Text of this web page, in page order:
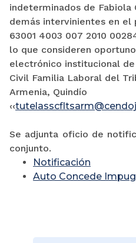
indeterminados de Fabiola
demás intervinientes en el
63001 4003 007 2010
lo que consideren
electrónico institucional
Civil Familia Laboral del
Armenia, Quindío
‹‹
Se adjunta oficio de
conjunto.
Notificación
Auto Concede